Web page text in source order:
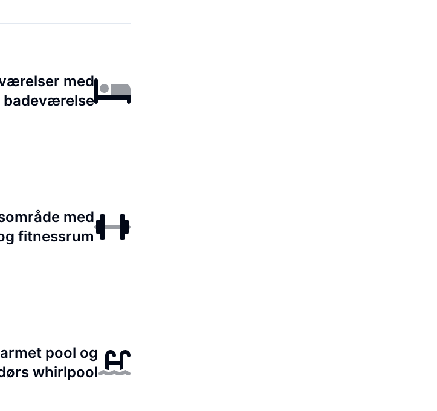
med
badeværelse
med
fitnessrum
pool og
whirlpool